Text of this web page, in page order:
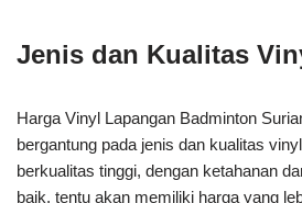
Jenis dan Kualitas
Harga Vinyl Lapangan Badminton
bergantung pada jenis dan kualitas
berkualitas tinggi, dengan ketahanan
baik, tentu akan memiliki harga yang